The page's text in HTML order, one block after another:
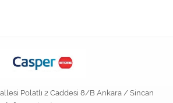
Polatlı 2 Caddesi 8/B Ankara / Sincan